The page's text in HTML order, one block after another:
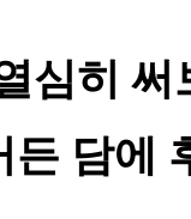
심히 써
든 담에